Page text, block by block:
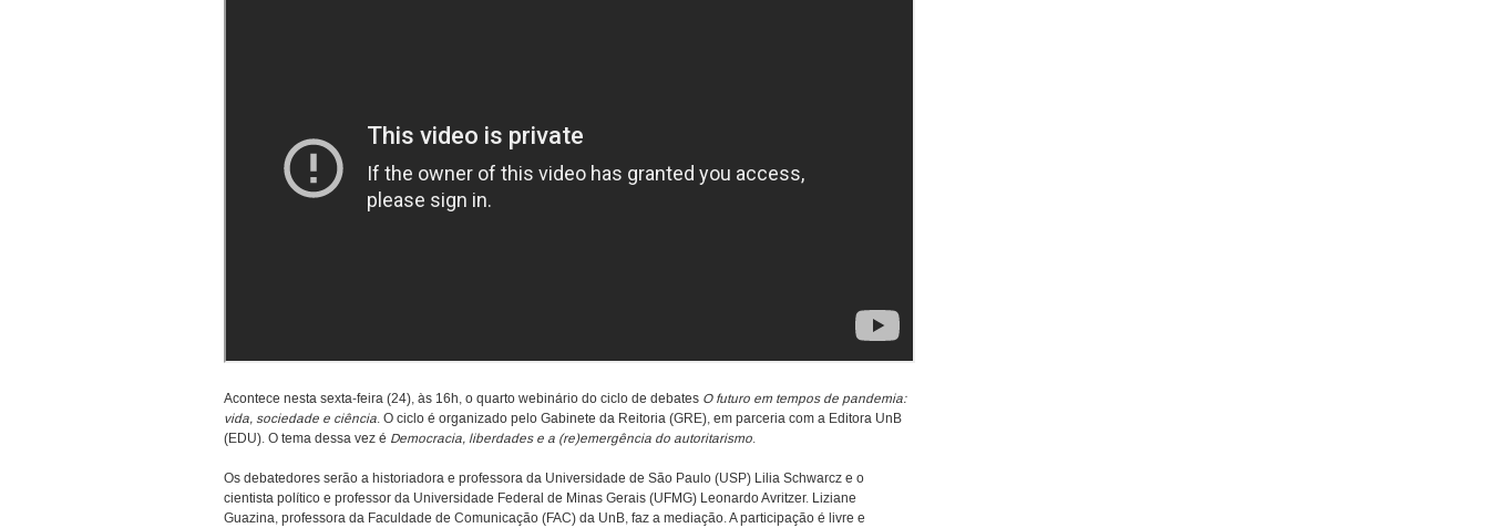
Acontece nesta sexta-feira (24), às 16h, o quarto webinário do ciclo de debates O futuro em tempos de pandemia:
vida, sociedade e ciência. O ciclo é organizado pelo Gabinete da Reitoria (GRE), em parceria com a Editora UnB
(EDU). O tema dessa vez é Democracia, liberdades e a (re)emergência do autoritarismo.
Os debatedores serão a historiadora e professora da Universidade de São Paulo (USP) Lilia Schwarcz e o
cientista político e professor da Universidade Federal de Minas Gerais (UFMG) Leonardo Avritzer. Liziane
Guazina, professora da Faculdade de Comunicação (FAC) da UnB, faz a mediação. A participação é livre e